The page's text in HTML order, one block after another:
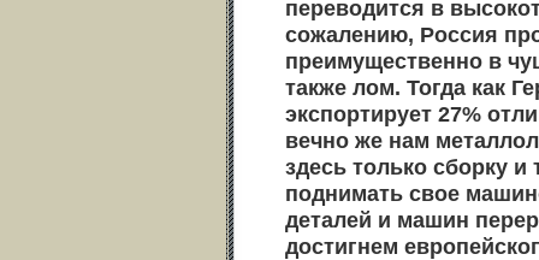
переводится в
сожалению, Россия
преимущественно в
также лом. Тогда как
экспортирует 27%
вечно же нам
здесь только сборку
поднимать свое
деталей и машин
достигнем